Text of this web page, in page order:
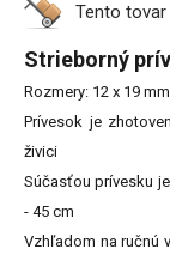
Tento
Strieborný
Rozmery: 12 x 19
Prívesok je
živici
Súčasťou prívesku
- 45 cm
Vzhľadom na ručnú